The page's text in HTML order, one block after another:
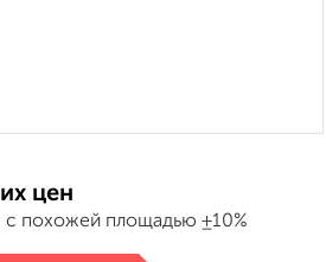
цен
с похожей площадью ±10%